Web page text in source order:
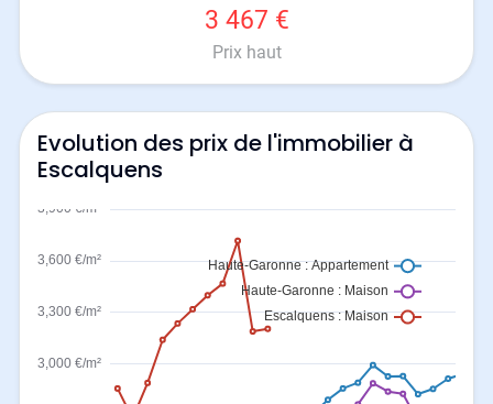
3 467 €
Prix haut
Evolution des prix de l'immobilier à
Escalquens